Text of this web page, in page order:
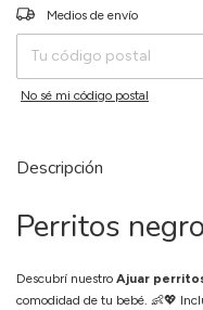
Entregas para el CP:
Medios de envío
No sé mi código postal
Descripción
Perritos
Descubrí nuestro Ajuar
comodidad de tu bebé. 👶💖